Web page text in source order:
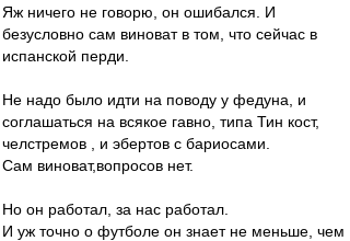
Яж ничего не говорю, он ошибался. И
безусловно сам виноват в том, что сейчас в
испанской перди.
Не надо было идти на поводу у федуна, и
соглашаться на всякое гавно, типа Тин кост,
челстремов , и эбертов с бариосами.
Сам виноват,вопросов нет.
Но он работал, за нас работал.
И уж точно о футболе он знает не меньше, чем